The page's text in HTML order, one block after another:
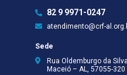
82 9 9971-0247
atendimento@crf-
Sede
Rua Oldemburgo da
Maceió – AL, 57055-320